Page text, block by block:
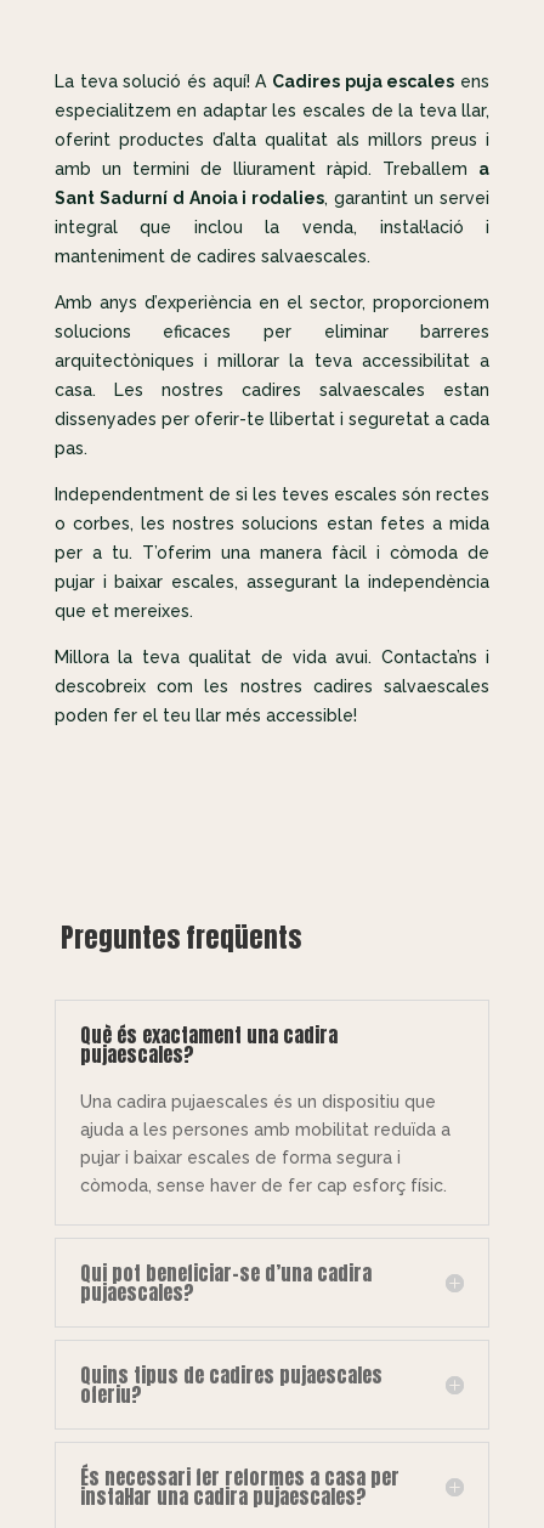
La teva solució és aquí! A Cadires puja escales ens
especialitzem en adaptar les escales de la teva llar,
oferint productes d’alta qualitat als millors preus i
amb un termini de lliurament ràpid. Treballem a
Sant Sadurní d Anoia i rodalies, garantint un servei
integral que inclou la venda, instal·lació i
manteniment de cadires salvaescales.
Amb anys d’experiència en el sector, proporcionem
solucions eficaces per eliminar barreres
arquitectòniques i millorar la teva accessibilitat a
casa. Les nostres cadires salvaescales estan
dissenyades per oferir-te llibertat i seguretat a cada
pas.
Independentment de si les teves escales són rectes
o corbes, les nostres solucions estan fetes a mida
per a tu. T’oferim una manera fàcil i còmoda de
pujar i baixar escales, assegurant la independència
que et mereixes.
Millora la teva qualitat de vida avui. Contacta’ns i
descobreix com les nostres cadires salvaescales
poden fer el teu llar més accessible!
Preguntes freqüents
Què és exactament una cadira
pujaescales?
Una cadira pujaescales és un dispositiu que
ajuda a les persones amb mobilitat reduïda a
pujar i baixar escales de forma segura i
còmoda, sense haver de fer cap esforç físic.
Qui pot beneficiar-se d’una cadira
pujaescales?
Quins tipus de cadires pujaescales
oferiu?
És necessari fer reformes a casa per
instal·lar una cadira pujaescales?